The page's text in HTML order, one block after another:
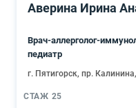
Аверина Ирина
Врач-аллерголог-
педиатр
г. Пятигорск, пр.
СТАЖ 25